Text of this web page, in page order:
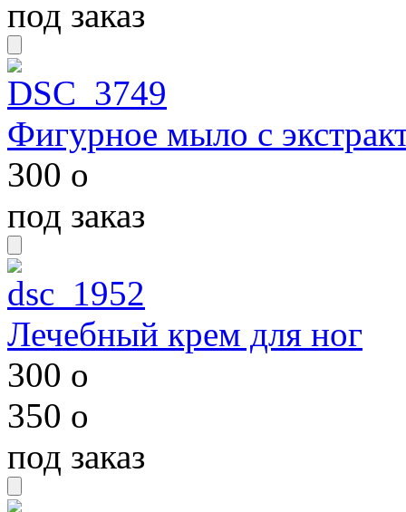
под заказ
Фигурное мыло с
300 o
под заказ
Лечебный крем для ног
300 o
350 o
под заказ